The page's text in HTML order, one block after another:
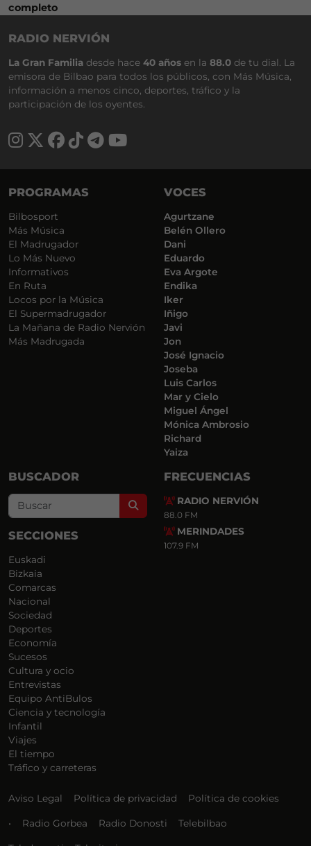
completo
RADIO NERVIÓN
La Gran Familia desde hace 40 años en la 88.0 de tu dial. La
emisora de Bilbao para todos los públicos, con Más Música,
información a menos cinco, deportes, tráfico y la
participación de los oyentes.
PROGRAMAS
Bilbosport
Más Música
El Madrugador
Lo Más Nuevo
Informativos
En Ruta
Locos por la Música
El Supermadrugador
La Mañana de Radio Nervión
Más Madrugada
VOCES
Agurtzane
Belén Ollero
Dani
Eduardo
Eva Argote
Endika
Iker
Iñigo
Javi
Jon
José Ignacio
Joseba
Luis Carlos
Mar y Cielo
Miguel Ángel
Mónica Ambrosio
Richard
Yaiza
BUSCADOR
Search
SECCIONES
Euskadi
Bizkaia
Comarcas
Nacional
Sociedad
Deportes
Economía
Sucesos
Cultura y ocio
Entrevistas
Equipo AntiBulos
Ciencia y tecnología
Infantil
Viajes
El tiempo
Tráfico y carreteras
FRECUENCIAS
RADIO NERVIÓN
88.0 FM
MERINDADES
107.9 FM
Aviso Legal Política de privacidad Política de cookies
• Radio Gorbea Radio Donosti Telebilbao